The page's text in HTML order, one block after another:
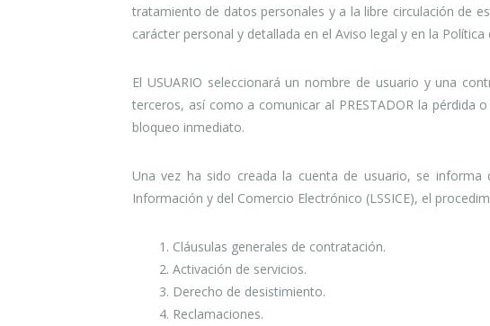
tratamiento de datos personales y a la libre circulación de
carácter personal y detallada en el Aviso legal y en la
El USUARIO seleccionará un nombre de usuario y una
terceros, así como a comunicar al PRESTADOR la
bloqueo inmediato.
Una vez ha sido creada la cuenta de usuario, se
Información y del Comercio Electrónico (LSSICE), el
1. Cláusulas generales de contratación.
2. Activación de servicios.
3. Derecho de desistimiento.
4. Reclamaciones.